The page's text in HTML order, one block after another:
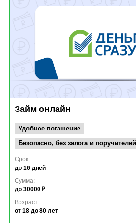
Займ онлайн
Удобное погашение
Безопасно, без залога и поручителей
Срок:
до 16 дней
Сумма:
до 30000 ₽
Возраст:
от 18 до 80 лет